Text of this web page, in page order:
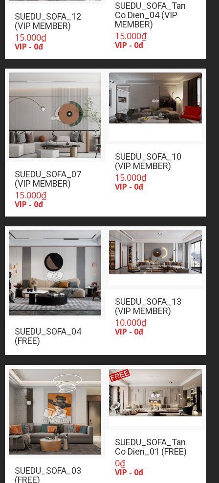
SUEDU_SOFA_12
(VIP MEMBER)
15.000₫
VIP - 0đ
SUEDU_SOFA_Tan
Co Dien_04 (VIP
MEMBER)
15.000₫
VIP - 0đ
SUEDU_SOFA_07
(VIP MEMBER)
15.000₫
VIP - 0đ
SUEDU_SOFA_10
(VIP MEMBER)
15.000₫
VIP - 0đ
SUEDU_SOFA_04
(FREE)
SUEDU_SOFA_13
(VIP MEMBER)
10.000₫
VIP - 0đ
SUEDU_SOFA_03
(FREE)
SUEDU_SOFA_Tan
Co Dien_01 (FREE)
0₫
VIP - 0đ